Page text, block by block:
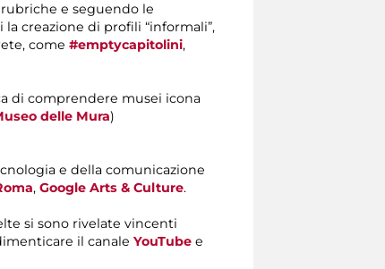
e seguendo le
creazione di profili “informali”,
come #emptycapitolini,
di comprendere musei icona
delle Mura)
e della comunicazione
, Google Arts & Culture.
si sono rivelate vincenti
il canale YouTube e